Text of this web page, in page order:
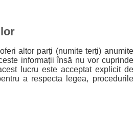
altor parți (numite terți) anumite
informații însă nu vor cuprinde
lucru este acceptat explicit de
a respecta legea, procedurile